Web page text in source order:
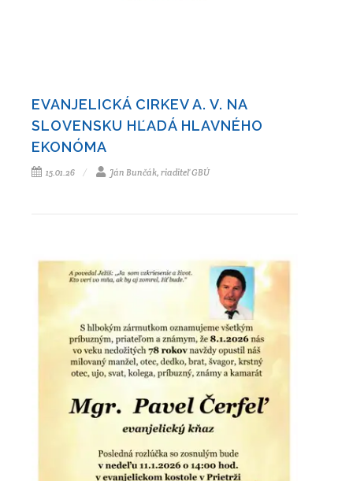
EVANJELICKÁ CIRKEV A. V. NA
SLOVENSKU HĽADÁ HLAVNÉHO
EKONÓMA
15.01.26 Ján Bunčák, riaditeľ GBÚ